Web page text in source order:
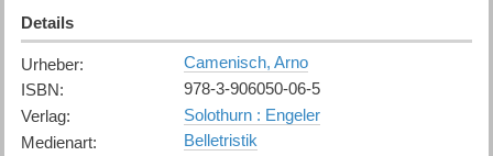
Details
Urheber:
Camenisch, Arno
ISBN:
978-3-906050-06-5
Verlag:
Solothurn : Engeler
Medienart:
Belletristik